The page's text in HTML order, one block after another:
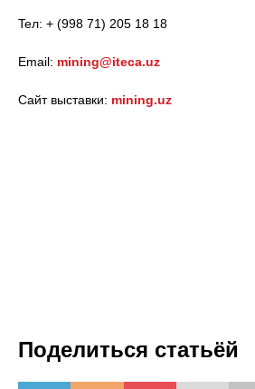
Teл: + (998 71) 205 18 18
Email: mining@iteca.uz
Сайт выставки: mining.uz
Поделиться статьёй